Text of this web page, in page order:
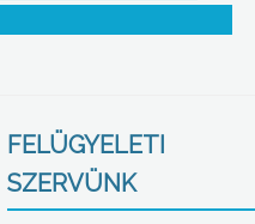
FELÜGYELETI
SZERVÜNK